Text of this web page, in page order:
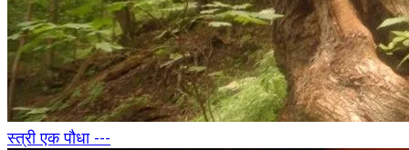
स्त्री एक पौधा ---